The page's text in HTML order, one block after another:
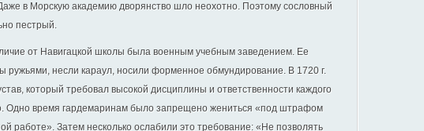
в Морскую академию дворянство шло неохотно. Поэтому сословный
пестрый.
от Навигацкой школы была военным учебным заведением. Ее
ружьями, несли караул, носили форменное обмундирование. В 1720 г.
который требовал высокой дисциплины и ответственности каждого
Одно время гардемаринам было запрещено жениться «под штрафом
работе». Затем несколько ослабили это требование: «Не позволять